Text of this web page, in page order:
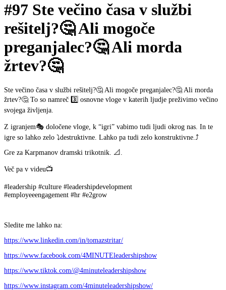
#97 Ste večino časa v službi
rešitelj?🤔 Ali mogoče
preganjalec?🤔 Ali morda
žrtev?🤔
Ste večino časa v službi rešitelj?🤔 Ali mogoče preganjalec?🤔 Ali morda
žrtev?🤔 To so namreč 3️⃣ osnovne vloge v katerih ljudje preživimo večino
svojega življenja.
Z igranjem🎭 določene vloge, k “igri” vabimo tudi ljudi okrog nas. In te
igre so lahko zelo ⤵️destruktivne. Lahko pa tudi zelo konstruktivne.⤴️
Gre za Karpmanov dramski trikotnik. 📐.
Več pa v videu📺
#leadership #culture #leadershipdevelopment
#employeeengagement #hr #e2grow
Sledite me lahko na:
https://www.linkedin.com/in/tomazstritar/
https://www.facebook.com/4MINUTEleadershipshow
https://www.tiktok.com/@4minuteleadershipshow
https://www.instagram.com/4minuteleadershipshow/